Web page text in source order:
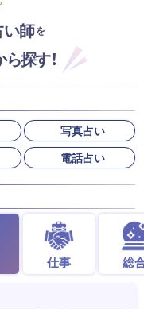
師を
探す！
写真占い
電話占い
仕事 総